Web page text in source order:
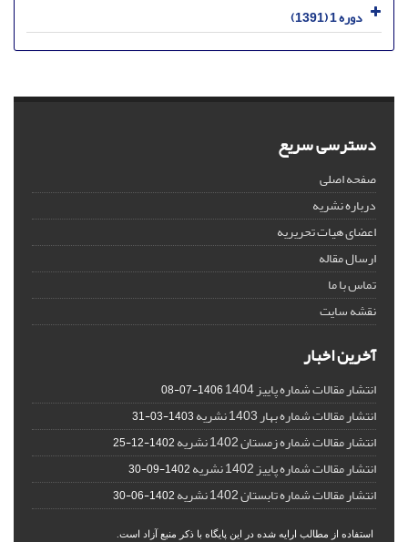
دوره 1 (1391)
دسترسی سریع
صفحه اصلی
درباره نشریه
اعضای هیات تحریریه
ارسال مقاله
تماس با ما
نقشه سایت
آخرین اخبار
انتشار مقالات شماره پاییز 1404 1406-07-08
انتشار مقالات شماره بهار 1403 نشریه 1403-03-31
انتشار مقالات شماره زمستان 1402 نشریه 1402-12-25
انتشار مقالات شماره پاییز 1402 نشریه 1402-09-30
انتشار مقالات شماره تابستان 1402 نشریه 1402-06-30
استفاده از مطالب ارایه شده در این پایگاه با ذکر منبع آزاد است.